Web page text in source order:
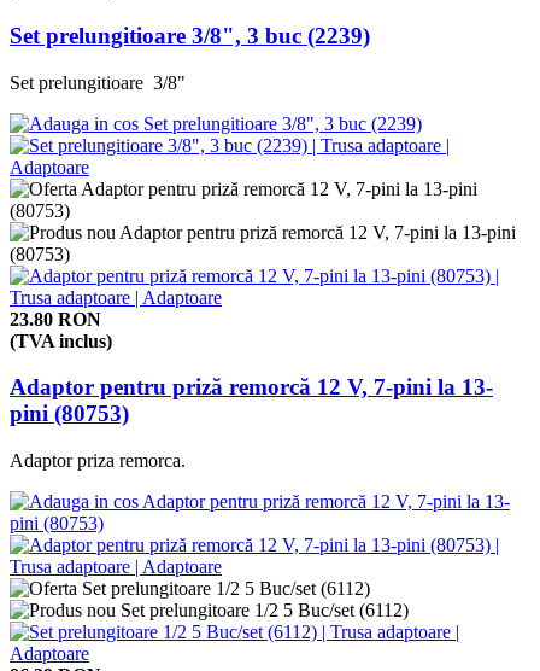
Set prelungitioare 3/8", 3 buc (2239)
Set prelungitioare 3/8"
23.80 RON
(TVA inclus)
Adaptor pentru priză remorcă 12 V, 7-pini la 13-
pini (80753)
Adaptor priza remorca.